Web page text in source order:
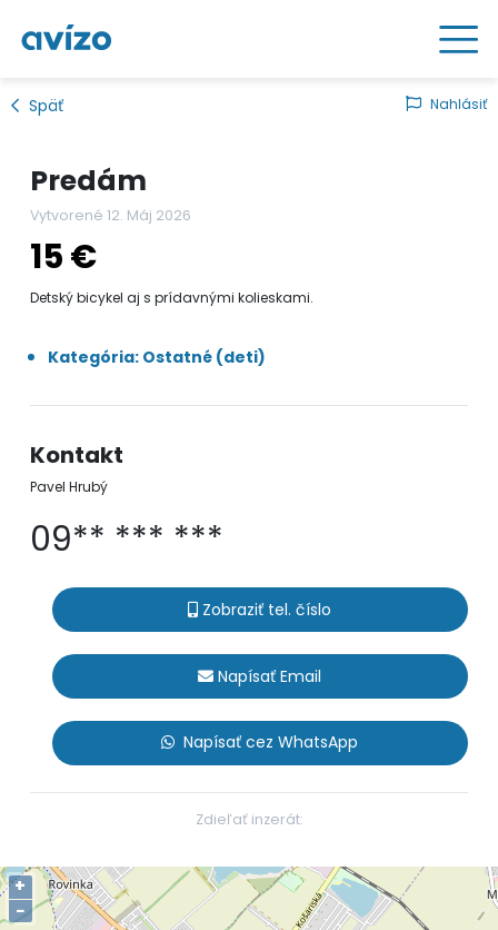
Späť Nahlásiť
Predám
Vytvorené 12. Máj 2026
15 €
Detský bicykel aj s prídavnými kolieskami.
Kategória: Ostatné (deti)
Kontakt
Pavel Hrubý
09** *** ***
Zobraziť tel. číslo
Napísať Email
Napísať cez WhatsApp
Zdieľať inzerát:
+
−